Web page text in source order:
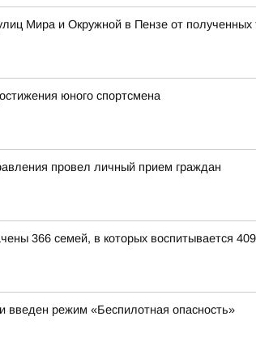
Мира и Окружной в Пензе от
юного спортсмена
провел личный прием граждан
366 семей, в которых воспитывается
введен режим «Беспилотная опасность»